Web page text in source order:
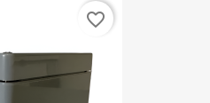
favorite_border